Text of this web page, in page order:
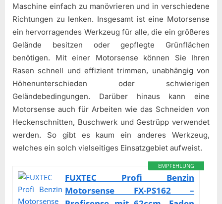
Maschine einfach zu manövrieren und in verschiedene
Richtungen zu lenken. Insgesamt ist eine Motorsense
ein hervorragendes Werkzeug für alle, die ein größeres
Gelände besitzen oder gepflegte Grünflächen
benötigen. Mit einer Motorsense können Sie Ihren
Rasen schnell und effizient trimmen, unabhängig von
Höhenunterschieden oder schwierigen
Geländebedingungen. Darüber hinaus kann eine
Motorsense auch für Arbeiten wie das Schneiden von
Heckenschnitten, Buschwerk und Gestrüpp verwendet
werden. So gibt es kaum ein anderes Werkzeug,
welches ein solch vielseitiges Einsatzgebiet aufweist.
EMPFEHLUNG
FUXTEC Profi Benzin
Motorsense FX-PS162 –